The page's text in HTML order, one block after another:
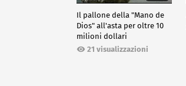
Il pallone della "Mano de
Dios" all'asta per oltre 10
milioni dollari
21 visualizzazioni